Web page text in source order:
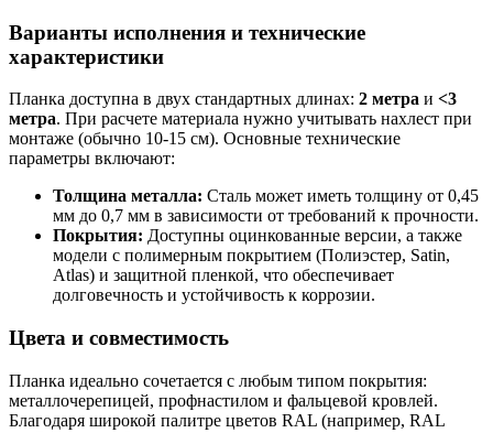
Варианты исполнения и технические
характеристики
Планка доступна в двух стандартных длинах: 2 метра и <3
метра. При расчете материала нужно учитывать нахлест при
монтаже (обычно 10-15 см). Основные технические
параметры включают:
Толщина металла: Сталь может иметь толщину от 0,45
мм до 0,7 мм в зависимости от требований к прочности.
Покрытия: Доступны оцинкованные версии, а также
модели с полимерным покрытием (Полиэстер, Satin,
Atlas) и защитной пленкой, что обеспечивает
долговечность и устойчивость к коррозии.
Цвета и совместимость
Планка идеально сочетается с любым типом покрытия:
металлочерепицей, профнастилом и фальцевой кровлей.
Благодаря широкой палитре цветов RAL (например, RAL